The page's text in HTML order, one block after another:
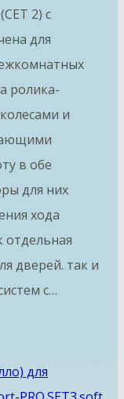
2) с
для
ролика-
и
в обе
для них
хода
отдельная
дверей. так и
с…